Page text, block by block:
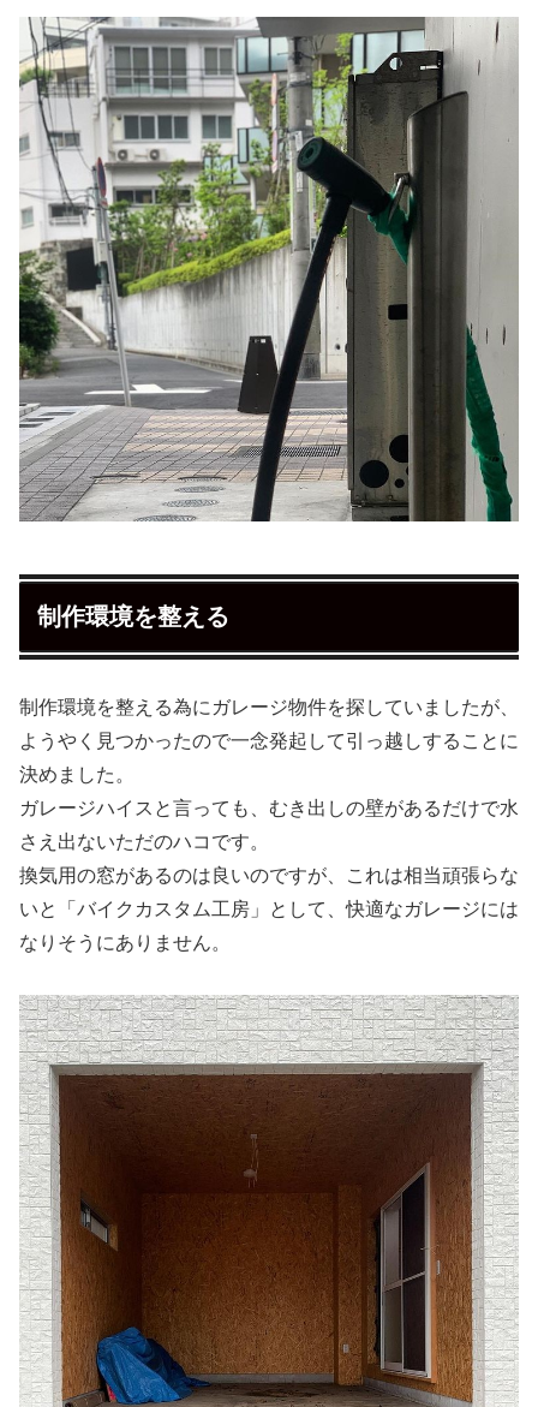
制作環境を整える
制作環境を整える為にガレージ物件を探していましたが、
ようやく見つかったので一念発起して引っ越しすることに
決めました。
ガレージハイスと言っても、むき出しの壁があるだけで水
さえ出ないただのハコです。
換気用の窓があるのは良いのですが、これは相当頑張らな
いと「バイクカスタム工房」として、快適なガレージには
なりそうにありません。